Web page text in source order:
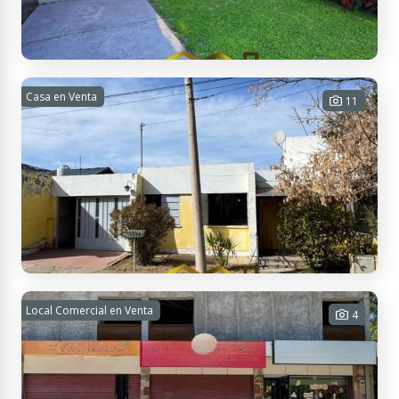
CASA CÉNTRICA | AV. 9 DE JULIO
3 habitaciones - 2 baños - 2
cocheras - 246 m² Cub. - 500 m² Tot.
USD
245.000
APTO
CRÉDITO
Contactar
Casa en Venta 11
Miguel Cané 729, M5602 San Rafael, Mendoza, Argentina
CASA EN CALLE MIGUEL CANE ENTRE PERU Y
SAN JUAN BOSCO
3 habitaciones - 1 baño - 141 m² Cub.
- 247 m² Tot.
Local Comercial en Venta 4